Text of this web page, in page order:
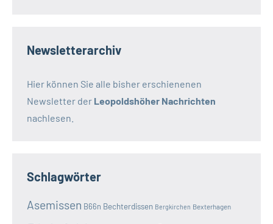
Newsletterarchiv
Hier können Sie alle bisher erschienenen
Newsletter der Leopoldshöher Nachrichten
nachlesen.
Schlagwörter
Asemissen B66n Bechterdissen Bergkirchen Bexterhagen